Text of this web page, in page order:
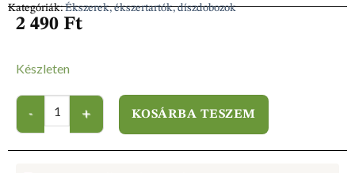
Kategóriák:Ékszerek, ékszertartók, díszdobozok
2 490 Ft
Készleten
KOSÁRBA TESZEM